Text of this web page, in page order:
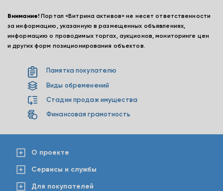
Внимание! Портал «Витрина активов» не несет ответственности
за информацию, указанную в размещенных объявлениях,
информацию о проводимых торгах, аукционов, мониторинге цен
и других форм позиционирования объектов.
Памятка покупателю
Виды обременений
Стадии продаж имущества
Финансовая грамотность
О проекте
Сервисы и службы
Для покупателей